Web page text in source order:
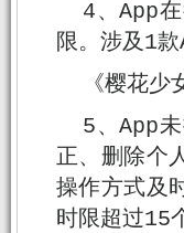
4、App
限。涉及1款
《樱花
5、App
正、删除个
操作方式及
时限超过15